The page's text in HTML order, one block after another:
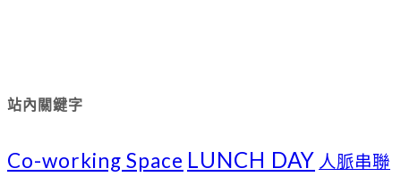
站內關鍵字
Co-working Space LUNCH DAY 人脈串聯